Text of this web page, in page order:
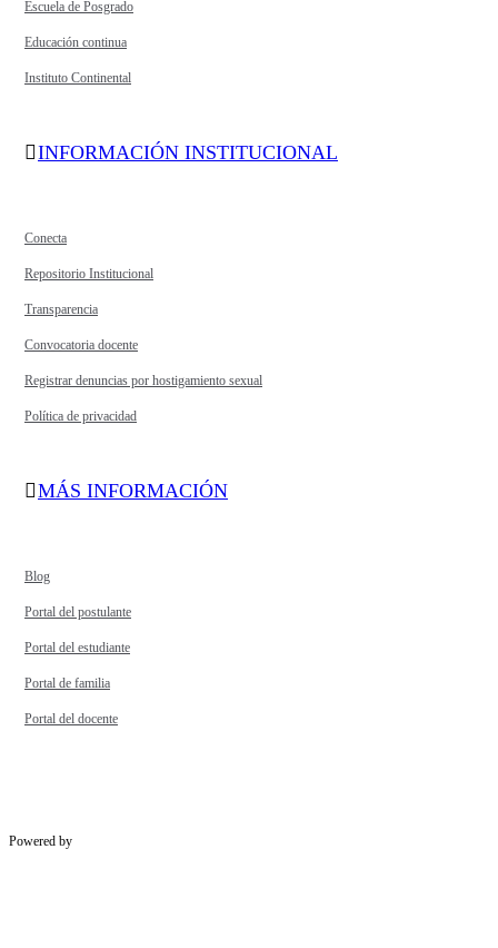
Escuela de Posgrado
Educación continua
Instituto Continental
INFORMACIÓN INSTITUCIONAL
Conecta
Repositorio Institucional
Transparencia
Convocatoria docente
Registrar denuncias por hostigamiento sexual
Política de privacidad
MÁS INFORMACIÓN
Blog
Portal del postulante
Portal del estudiante
Portal de familia
Portal del docente
Powered by